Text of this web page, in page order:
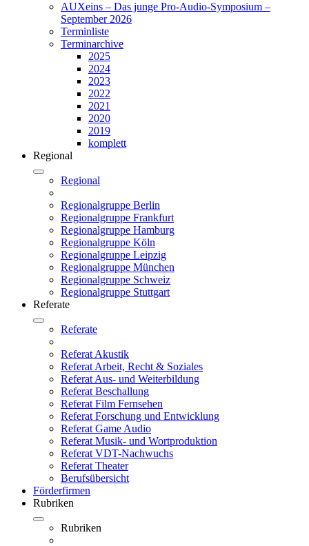
AUXeins – Das junge Pro-Audio-Symposium –
September 2026
Terminliste
Terminarchive
2025
2024
2023
2022
2021
2020
2019
komplett
Regional
Regional
Regionalgruppe Berlin
Regionalgruppe Frankfurt
Regionalgruppe Hamburg
Regionalgruppe Köln
Regionalgruppe Leipzig
Regionalgruppe München
Regionalgruppe Schweiz
Regionalgruppe Stuttgart
Referate
Referate
Referat Akustik
Referat Arbeit, Recht & Soziales
Referat Aus- und Weiterbildung
Referat Beschallung
Referat Film Fernsehen
Referat Forschung und Entwicklung
Referat Game Audio
Referat Musik- und Wortproduktion
Referat VDT-Nachwuchs
Referat Theater
Berufsübersicht
Förderfirmen
Rubriken
Rubriken